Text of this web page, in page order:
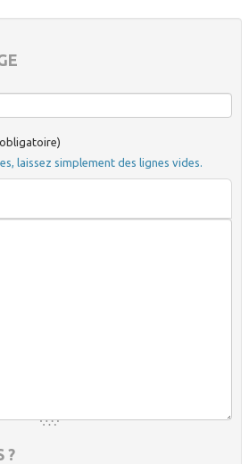
laissez simplement des lignes vides.
?